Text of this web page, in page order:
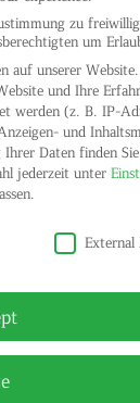
zu
um
auf unserer
und Ihre
werden (z. B. IP-
und
Daten finden
jederzeit unter
External